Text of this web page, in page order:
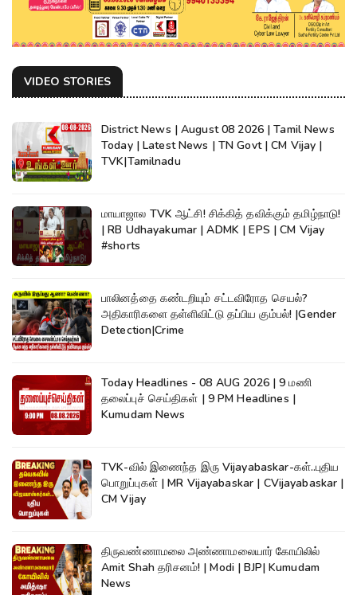
VIDEO STORIES
District News | August 08 2026 | Tamil News
Today | Latest News | TN Govt | CM Vijay |
TVK|Tamilnadu
மாயாஜால TVK ஆட்சி! சிக்கித் தவிக்கும் தமிழ்நாடு!
| RB Udhayakumar | ADMK | EPS | CM Vijay
#shorts
பாலினத்தை கண்டறியும் சட்டவிரோத செயல்?
அதிகாரிகளை தள்ளிவிட்டு தப்பிய கும்பல்! |Gender
Detection|Crime
Today Headlines - 08 AUG 2026 | 9 மணி
தலைப்புச் செய்திகள் | 9 PM Headlines |
Kumudam News
TVK-வில் இணைந்த இரு Vijayabaskar-கள்..புதிய
பொறுப்புகள் | MR Vijayabaskar | CVijayabaskar |
CM Vijay
திருவண்ணாமலை அண்ணாமலையார் கோயிலில்
Amit Shah தரிசனம்! | Modi | BJP| Kumudam
News